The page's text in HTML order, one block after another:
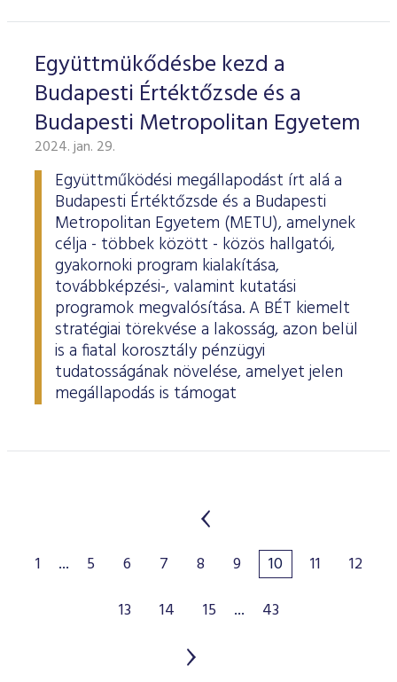
Együttmükődésbe kezd a
Budapesti Értéktőzsde és a
Budapesti Metropolitan Egyetem
2024. jan. 29.
Együttműködési megállapodást írt alá a
Budapesti Értéktőzsde és a Budapesti
Metropolitan Egyetem (METU), amelynek
célja - többek között - közös hallgatói,
gyakornoki program kialakítása,
továbbképzési-, valamint kutatási
programok megvalósítása. A BÉT kiemelt
stratégiai törekvése a lakosság, azon belül
is a fiatal korosztály pénzügyi
tudatosságának növelése, amelyet jelen
megállapodás is támogat
1 ... 5 6 7 8 9 10 11
12
13
14 15 ... 43